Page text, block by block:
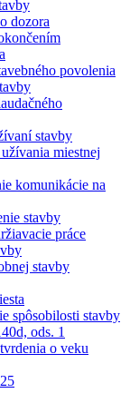
dozora
povolenia
stavby
miestnej
komunikácie na
stavby
práce
stavby
spôsobilosti stavby
ods. 1
o veku